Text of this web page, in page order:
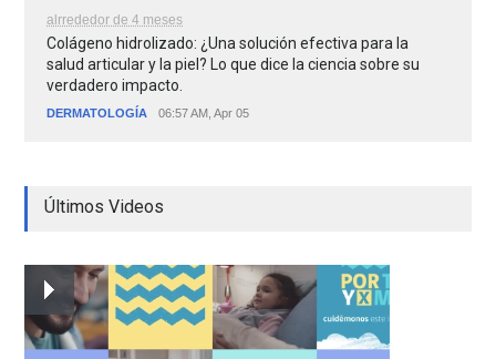
alrrededor de 4 meses
Colágeno hidrolizado: ¿Una solución efectiva para la
salud articular y la piel? Lo que dice la ciencia sobre su
verdadero impacto.
DERMATOLOGÍA 06:57 AM, Apr 05
Últimos Videos